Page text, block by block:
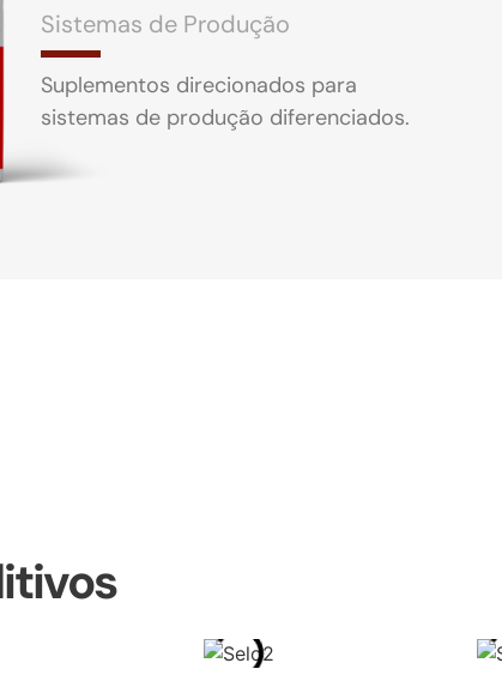
Sistemas de Produção
Suplementos direcionados para
sistemas de produção diferenciados.